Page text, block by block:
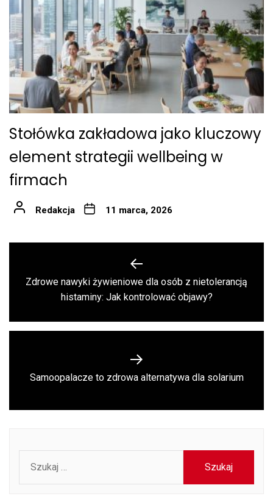
Stołówka zakładowa jako kluczowy
element strategii wellbeing w
firmach
Redakcja 11 marca, 2026
wpisu
Previous
post:
Zdrowe nawyki żywieniowe dla osób z nietolerancją
histaminy: Jak kontrolować objawy?
Next
Samoopalacze to zdrowa alternatywa dla solarium